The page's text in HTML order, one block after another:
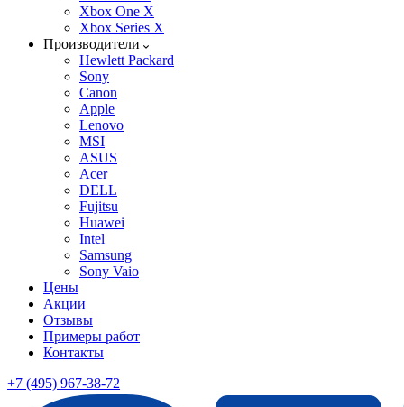
Xbox One X
Xbox Series X
Производители
Hewlett Packard
Sony
Canon
Apple
Lenovo
MSI
ASUS
Acer
DELL
Fujitsu
Huawei
Intel
Samsung
Sony Vaio
Цены
Акции
Отзывы
Примеры работ
Контакты
+7 (495) 967-38-72